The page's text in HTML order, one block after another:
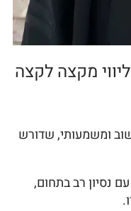
מקצה לקצה
ומשמעותי, שדורש
נסיון רב בתחום,